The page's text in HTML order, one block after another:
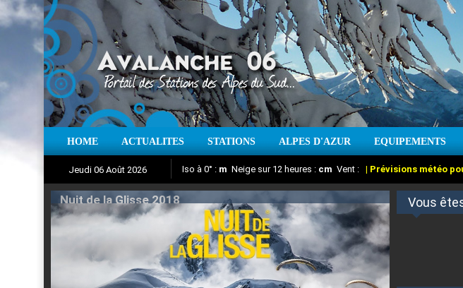
HOME ACTUALITES STATIONS ALPES D'AZUR EQUIPEMENTS
Jeudi 06 Août 2026 Iso à 0° : m Neige sur 12 heures : cm Vent : | Prévisions météo
Nuit de la Glisse 2018 Vous